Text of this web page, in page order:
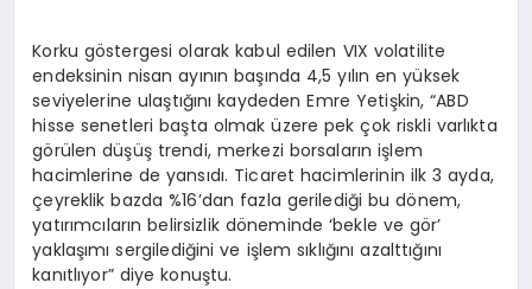
Korku göstergesi olarak kabul edilen VIX volatilite
endeksinin nisan ayının başında 4,5 yılın en yüksek
seviyelerine ulaştığını kaydeden Emre Yetişkin, “ABD
hisse senetleri başta olmak üzere pek çok riskli varlıkta
görülen düşüş trendi, merkezi borsaların işlem
hacimlerine de yansıdı. Ticaret hacimlerinin ilk 3 ayda,
çeyreklik bazda %16’dan fazla gerilediği bu dönem,
yatırımcıların belirsizlik döneminde ‘bekle ve gör’
yaklaşımı sergilediğini ve işlem sıklığını azalttığını
kanıtlıyor” diye konuştu.